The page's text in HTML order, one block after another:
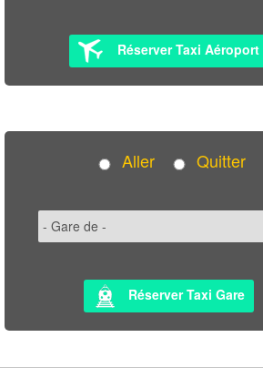
Réserver Taxi Aéroport
Aller Quitter
Réserver Taxi Gare